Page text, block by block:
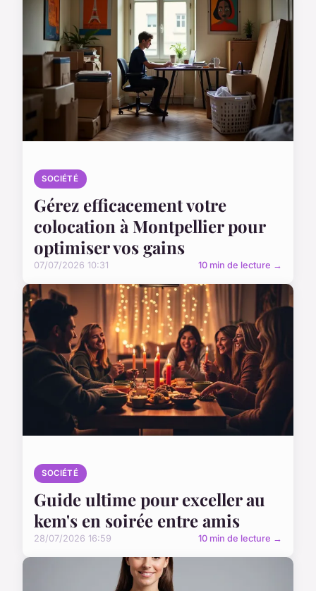
SOCIÉTÉ
Gérez efficacement votre
colocation à Montpellier pour
optimiser vos gains
07/07/2026 10:31 10 min de lecture →
SOCIÉTÉ
Guide ultime pour exceller au
kem's en soirée entre amis
28/07/2026 16:59 10 min de lecture →